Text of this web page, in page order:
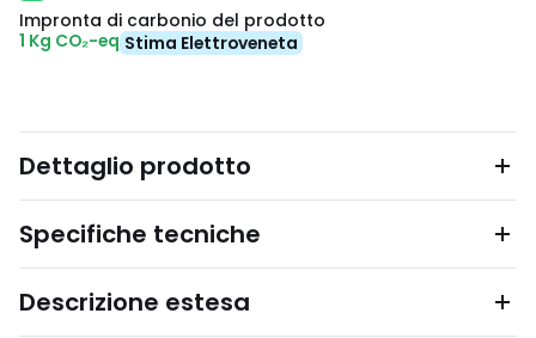
Impronta di carbonio del prodotto
1 Kg CO₂-eq Stima Elettroveneta
Dettaglio prodotto
Specifiche tecniche
Descrizione estesa